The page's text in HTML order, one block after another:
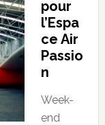
pour
l’Espa
ce Air
Passio
n
Week-
end